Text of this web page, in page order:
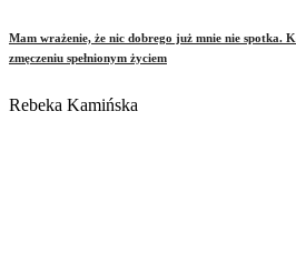
Mam wrażenie, że nic dobrego już mnie nie spotka.
zmęczeniu spełnionym życiem
Rebeka Kamińska